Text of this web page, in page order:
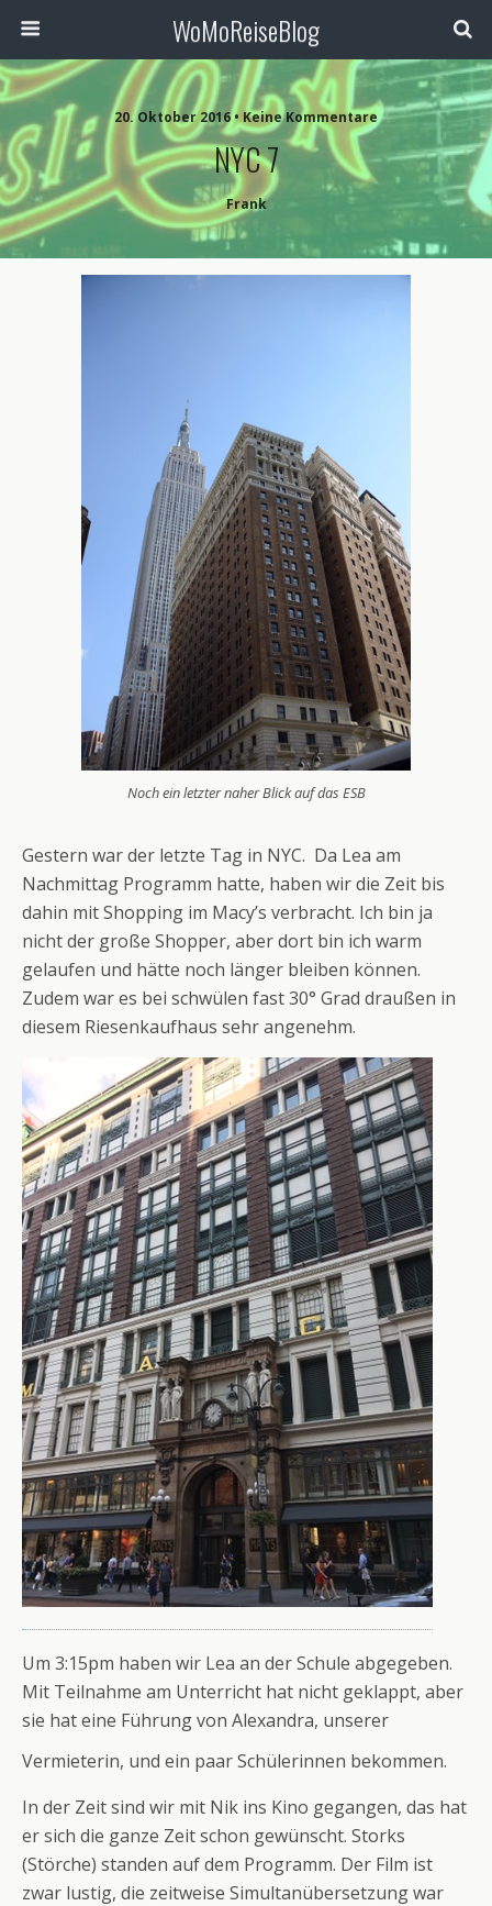
WoMoReiseBlog
20. Oktober 2016 • Keine Kommentare
NYC 7
Frank
Noch ein letzter naher Blick auf das ESB
Gestern war der letzte Tag in NYC. Da Lea am
Nachmittag Programm hatte, haben wir die Zeit bis
dahin mit Shopping im Macy’s verbracht. Ich bin ja
nicht der große Shopper, aber dort bin ich warm
gelaufen und hätte noch länger bleiben können.
Zudem war es bei schwülen fast 30° Grad draußen in
diesem Riesenkaufhaus sehr angenehm.
Um 3:15pm haben wir Lea an der Schule abgegeben.
Mit Teilnahme am Unterricht hat nicht geklappt, aber
sie hat eine Führung von Alexandra, unserer
Vermieterin, und ein paar Schülerinnen bekommen.
In der Zeit sind wir mit Nik ins Kino gegangen, das hat
er sich die ganze Zeit schon gewünscht. Storks
(Störche) standen auf dem Programm. Der Film ist
zwar lustig, die zeitweise Simultanübersetzung war